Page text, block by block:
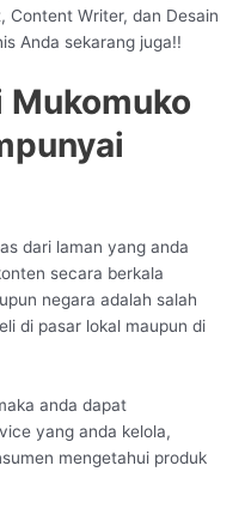
Content Writer, dan Desain
Anda sekarang juga!!
Mukomuko
dari laman yang anda
secara berkala
negara adalah salah
di pasar lokal maupun di
anda dapat
yang anda kelola,
mengetahui produk